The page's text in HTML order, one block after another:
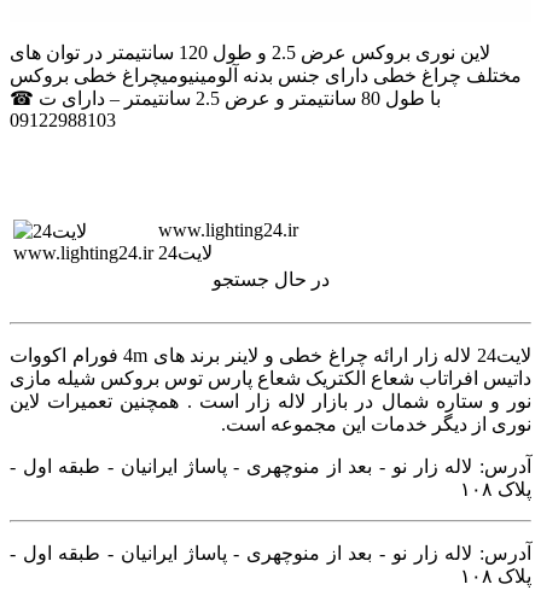
لاین نوری بروکس عرض 2.5 و طول 120 سانتیمتر در توان های
مختلف چراغ خطی دارای جنس بدنه آلومینیومیچراغ خطی بروکس
با طول 80 سانتیمتر و عرض 2.5 سانتیمتر – دارای ت ☎
09122988103
www.lighting24.ir
لایت24
در حال جستجو
لایت24 لاله زار ارائه چراغ خطی و لاینر برند های 4m فورام اکووات
داتیس افراتاب شعاع الکتریک شعاع پارس توس بروکس شیله مازی
نور و ستاره شمال در بازار لاله زار است . همچنین تعمیرات لاین
نوری از دیگر خدمات این مجموعه است.
آدرس: لاله زار نو - بعد از منوچهری - پاساژ ایرانیان - طبقه اول -
پلاک ۱۰۸
آدرس: لاله زار نو - بعد از منوچهری - پاساژ ایرانیان - طبقه اول -
پلاک ۱۰۸